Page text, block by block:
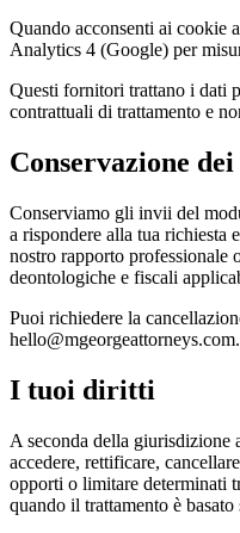
Quando acconsenti ai cookie
Analytics 4 (Google) per
Questi fornitori trattano i dati
contrattuali di trattamento e
Conservazione
Conserviamo gli invii del
a rispondere alla tua richiesta
nostro rapporto professionale
deontologiche e fiscali
Puoi richiedere la
hello@mgeorgeattorneys.com.
I tuoi diritti
A seconda della
accedere, rettificare,
opporti o limitare determinati
quando il trattamento è basato